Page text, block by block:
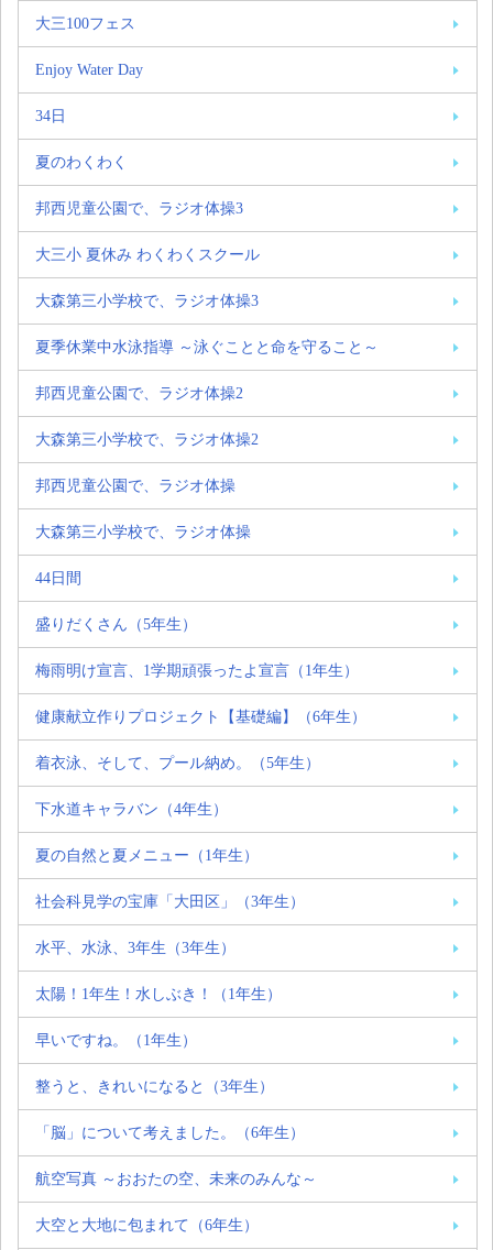
大三100フェス
Enjoy Water Day
34日
夏のわくわく
邦西児童公園で、ラジオ体操3
大三小 夏休み わくわくスクール
大森第三小学校で、ラジオ体操3
夏季休業中水泳指導 ～泳ぐことと命を守ること～
邦西児童公園で、ラジオ体操2
大森第三小学校で、ラジオ体操2
邦西児童公園で、ラジオ体操
大森第三小学校で、ラジオ体操
44日間
盛りだくさん（5年生）
梅雨明け宣言、1学期頑張ったよ宣言（1年生）
健康献立作りプロジェクト【基礎編】（6年生）
着衣泳、そして、プール納め。（5年生）
下水道キャラバン（4年生）
夏の自然と夏メニュー（1年生）
社会科見学の宝庫「大田区」（3年生）
水平、水泳、3年生（3年生）
太陽！1年生！水しぶき！（1年生）
早いですね。（1年生）
整うと、きれいになると（3年生）
「脳」について考えました。（6年生）
航空写真 ～おおたの空、未来のみんな～
大空と大地に包まれて（6年生）